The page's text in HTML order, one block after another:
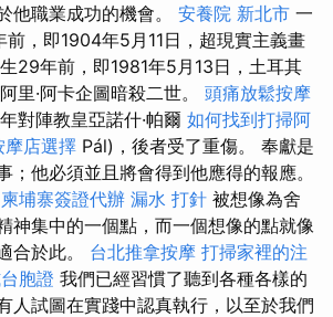
他職業成功的機會。 安養院 新北市 一
，即1904年5月11日，超現實主義畫
29年前，即1981年5月13日，土耳其
里·阿卡企圖暗殺二世。 頭痛放鬆按摩
年對陣教皇亞諾什·帕爾 如何找到打掃阿
摩店選擇 Pál)，後者受了重傷。 奉獻是
；他必須並且將會得到他應得的報應。
柬埔寨簽證代辦 漏水 打針 被想像為舍
神集中的一個點，而一個想像的點就像
合於此。 台北推拿按摩 打掃家裡的注
胞證 我們已經習慣了聽到各種各樣的
人試圖在實踐中認真執行，以至於我們